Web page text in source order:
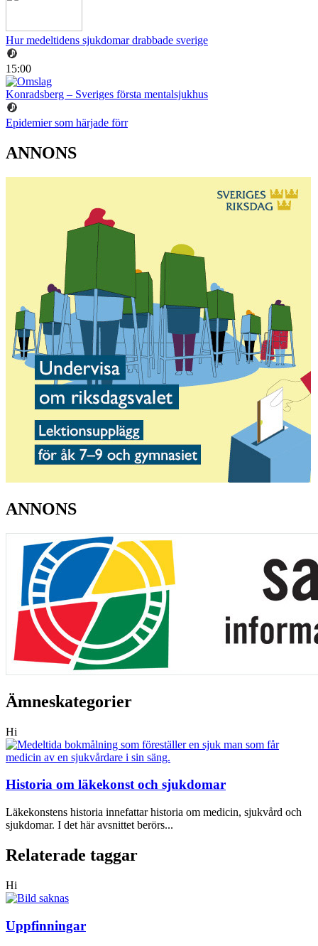
Hur medeltidens sjukdomar drabbade sverige
15:00
Konradsberg – Sveriges första mentalsjukhus
Epidemier som härjade förr
ANNONS
ANNONS
Ämneskategorier
Hi
Historia om läkekonst och sjukdomar
Läkekonstens historia innefattar historia om medicin, sjukvård och
sjukdomar. I det här avsnittet berörs...
Relaterade taggar
Hi
Uppfinningar